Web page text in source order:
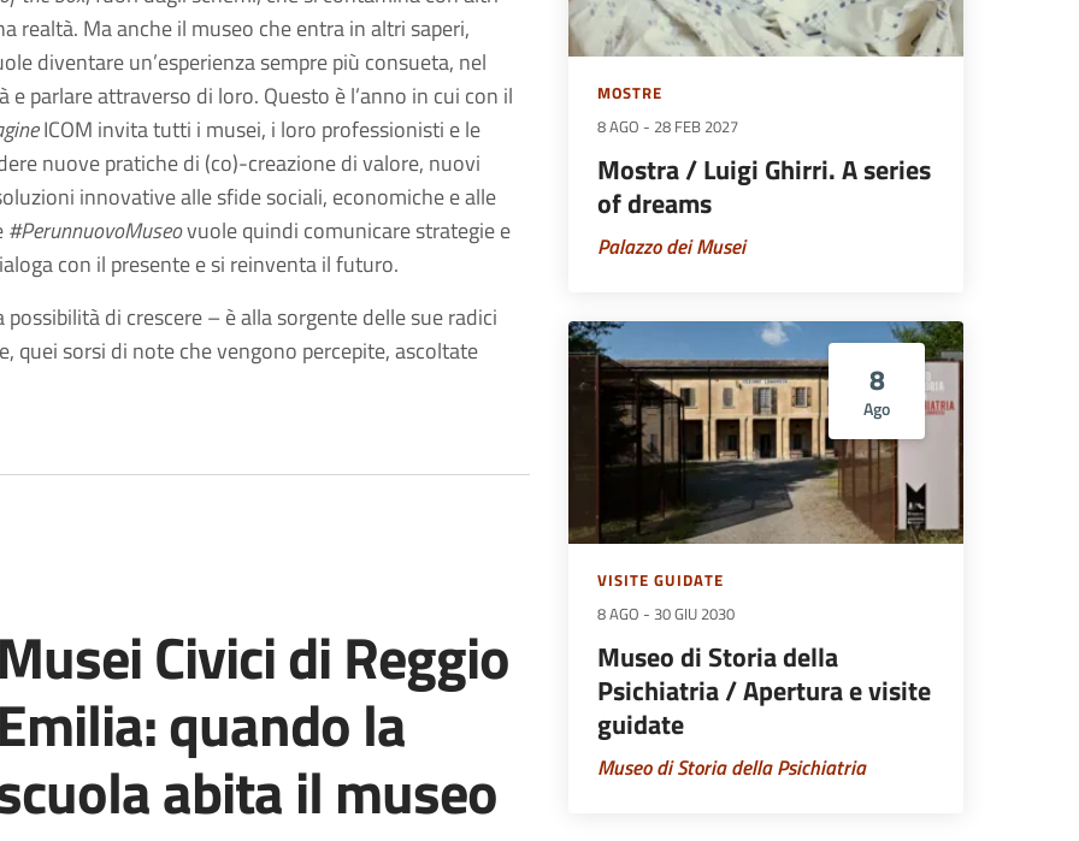
realtà. Ma anche il museo che entra in altri saperi,
diventare un’esperienza sempre più consueta, nel
parlare attraverso di loro. Questo è l’anno in cui con il
ICOM invita tutti i musei, i loro professionisti e le
nuove pratiche di (co)-creazione di valore, nuovi
innovative alle sfide sociali, economiche e alle
#PerunnuovoMuseovuole quindi comunicare strategie e
con il presente e si reinventa il futuro.
di crescere – è alla sorgente delle sue radici
quei sorsi di note che vengono percepite, ascoltate
Musei Civici di Reggio
Emilia: quando la
abita il museo
MOSTRE
8 AGO - 28 FEB 2027
Mostra / Luigi Ghirri. A series
of dreams
Palazzo dei Musei
8
Ago
VISITE GUIDATE
8 AGO - 30 GIU 2030
Museo di Storia della
Psichiatria / Apertura e visite
guidate
Museo di Storia della Psichiatria